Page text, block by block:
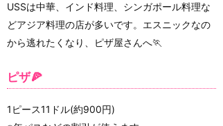
USSは中華、インド料理、シンガポール料理な
どアジア料理の店が多いです。エスニックなの
から逃れたくなり、ピザ屋さんへ🏃
ピザ🍕
1ピース11ドル(約900円)